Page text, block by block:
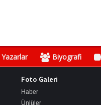
Yazarlar Biyografi
Foto Galeri
Haber
Ünlüler